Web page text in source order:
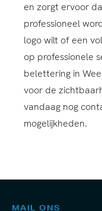
en zorgt ervoor
professioneel
logo wilt of een
op professionele
belettering in
voor de
vandaag nog
mogelijkheden.
MAIL ONS